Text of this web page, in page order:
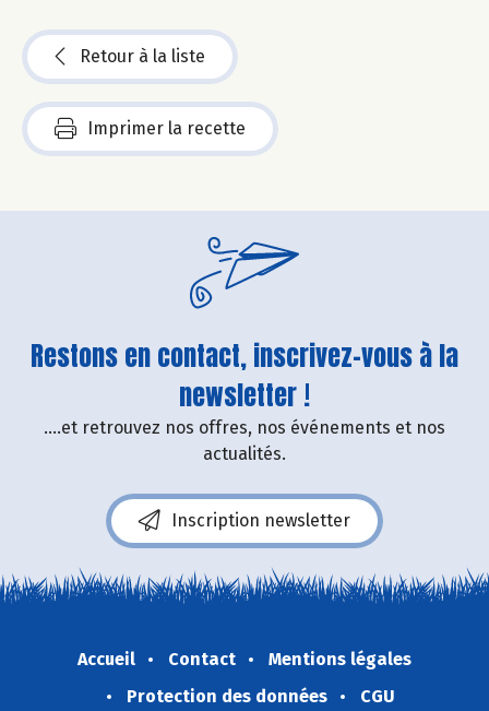
Retour à la liste
Imprimer la recette
Restons en contact, inscrivez-vous à la
newsletter !
....et retrouvez nos offres, nos événements et nos
actualités.
Inscription newsletter
Accueil Contact
Mentions légales
Protection des données
CGU